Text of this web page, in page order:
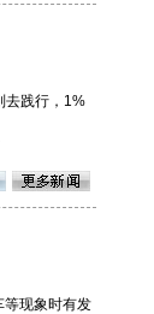
去践行，1%
等现象时有发